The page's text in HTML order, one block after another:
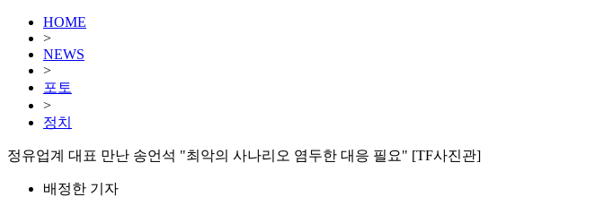
HOME
>
NEWS
>
포토
>
정치
정유업계 대표 만난 송언석 "최악의 사나리오 염두한 대응 필요" [TF사진관]
배정한 기자